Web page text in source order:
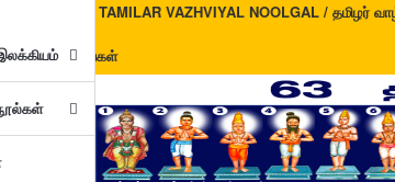
TAMILAR VAZHVIYAL NOOLGAL / தமிழர்
ஆலன் புத்தகங்கள்